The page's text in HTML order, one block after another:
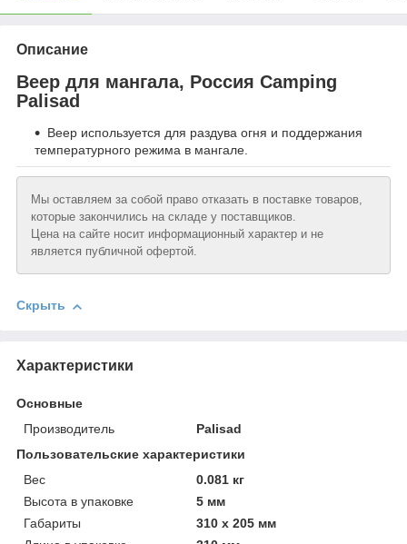
Описание
Веер для мангала, Россия Camping
Palisad
Веер используется для раздува огня и поддержания
температурного режима в мангале.
Мы оставляем за собой право отказать в поставке товаров,
которые закончились на складе у поставщиков.
Цена на сайте носит информационный характер и не
является публичной офертой.
Скрыть
Характеристики
Основные
Производитель
Palisad
Пользовательские характеристики
Вeс
0.081 кг
Высотa в упаковке
5 мм
Габариты
310 x 205 мм